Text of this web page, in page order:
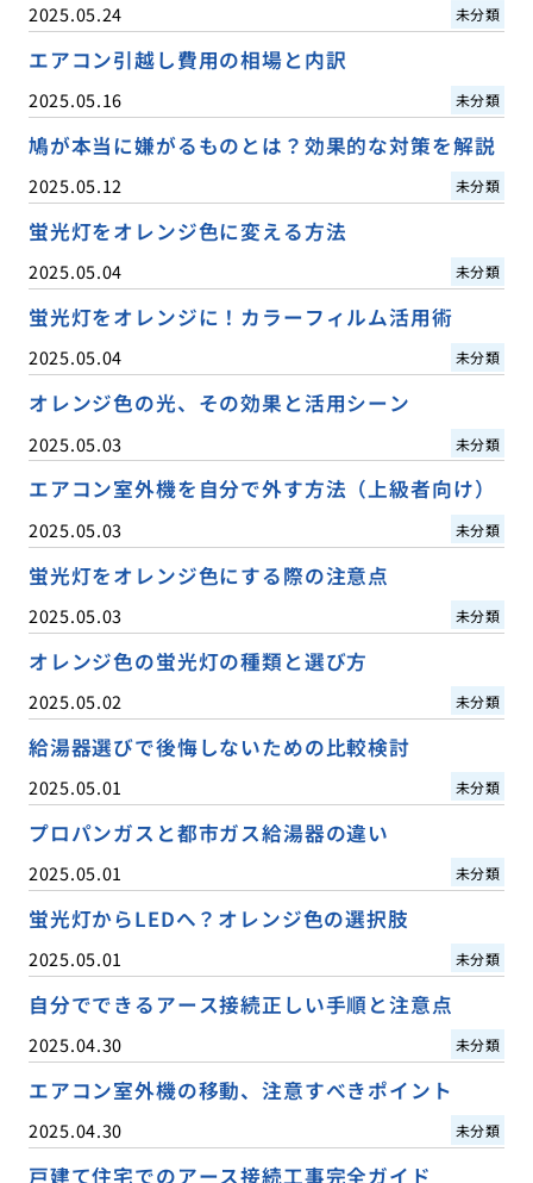
2025.05.24 未分類
エアコン引越し費用の相場と内訳
2025.05.16 未分類
鳩が本当に嫌がるものとは？効果的な対策を解説
2025.05.12 未分類
蛍光灯をオレンジ色に変える方法
2025.05.04 未分類
蛍光灯をオレンジに！カラーフィルム活用術
2025.05.04 未分類
オレンジ色の光、その効果と活用シーン
2025.05.03 未分類
エアコン室外機を自分で外す方法（上級者向け）
2025.05.03 未分類
蛍光灯をオレンジ色にする際の注意点
2025.05.03 未分類
オレンジ色の蛍光灯の種類と選び方
2025.05.02 未分類
給湯器選びで後悔しないための比較検討
2025.05.01 未分類
プロパンガスと都市ガス給湯器の違い
2025.05.01 未分類
蛍光灯からLEDへ？オレンジ色の選択肢
2025.05.01 未分類
自分でできるアース接続正しい手順と注意点
2025.04.30 未分類
エアコン室外機の移動、注意すべきポイント
2025.04.30 未分類
戸建て住宅でのアース接続工事完全ガイド